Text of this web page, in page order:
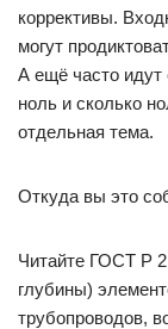
коррективы.
могут
А ещё часто идут
ноль и сколько
отдельная тема.
Откуда вы это
Читайте ГОСТ Р
глубины)
трубопроводов,